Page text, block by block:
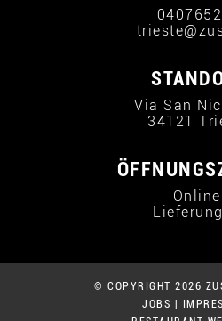
Via San
34121
© COPYRIGHT 2026
JOBS